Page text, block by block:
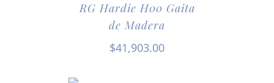
RG Hardie H00 Gaita
de Madera
$41,903.00